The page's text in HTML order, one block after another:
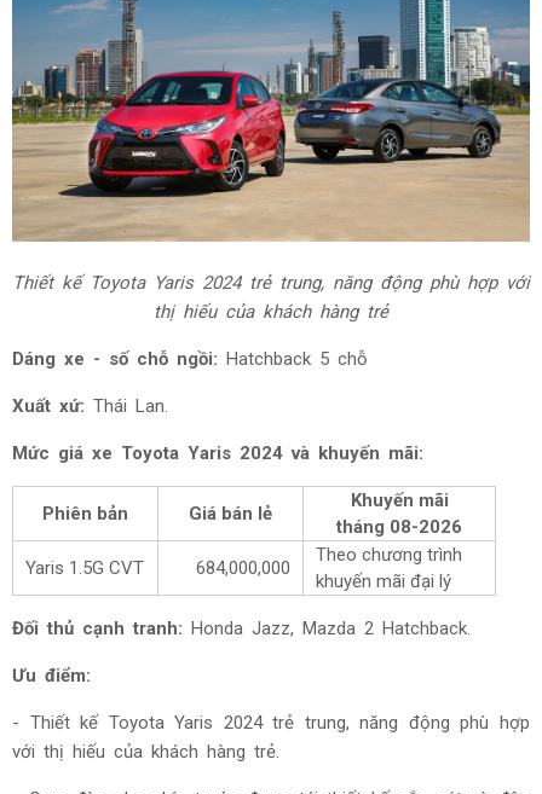
Thiết kế Toyota Yaris 2024 trẻ trung, năng động phù hợp với
thị hiếu của khách hàng trẻ
Dáng xe - số chỗ ngồi: Hatchback 5 chỗ
Xuất xứ: Thái Lan.
Mức giá xe Toyota Yaris 2024 và khuyến mãi:
Phiên bản Giá bán lẻ
Khuyến mãi
tháng 08-2026
Yaris 1.5G CVT
684,000,000
Theo chương trình
khuyến mãi đại lý
Đối thủ cạnh tranh: Honda Jazz, Mazda 2 Hatchback.
Ưu điểm:
- Thiết kế Toyota Yaris 2024 trẻ trung, năng động phù hợp
với thị hiếu của khách hàng trẻ.